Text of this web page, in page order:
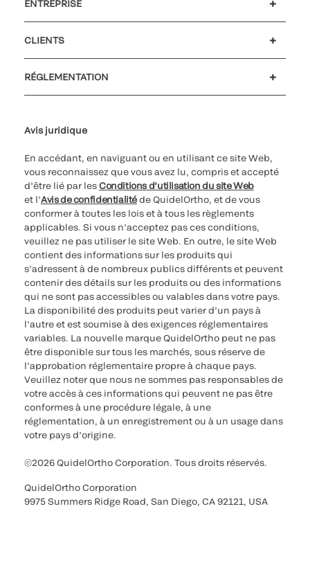
ENTREPRISE
CLIENTS
RÉGLEMENTATION
Avis juridique
En accédant, en naviguant ou en utilisant ce site Web,
vous reconnaissez que vous avez lu, compris et accepté
d’être lié par lesConditions d’utilisation du site Web
et l’Avis de confidentialitéde QuidelOrtho, et de vous
conformer à toutes les lois et à tous les règlements
applicables. Si vous n’acceptez pas ces conditions,
veuillez ne pas utiliser le site Web. En outre, le site Web
contient des informations sur les produits qui
s’adressent à de nombreux publics différents et peuvent
contenir des détails sur les produits ou des informations
qui ne sont pas accessibles ou valables dans votre pays.
La disponibilité des produits peut varier d’un pays à
l’autre et est soumise à des exigences réglementaires
variables. La nouvelle marque QuidelOrtho peut ne pas
être disponible sur tous les marchés, sous réserve de
l’approbation réglementaire propre à chaque pays.
Veuillez noter que nous ne sommes pas responsables de
votre accès à ces informations qui peuvent ne pas être
conformes à une procédure légale, à une
réglementation, à un enregistrement ou à un usage dans
votre pays d’origine.
©2026 QuidelOrtho Corporation. Tous droits réservés.
QuidelOrtho Corporation
9975 Summers Ridge Road, San Diego, CA 92121, USA